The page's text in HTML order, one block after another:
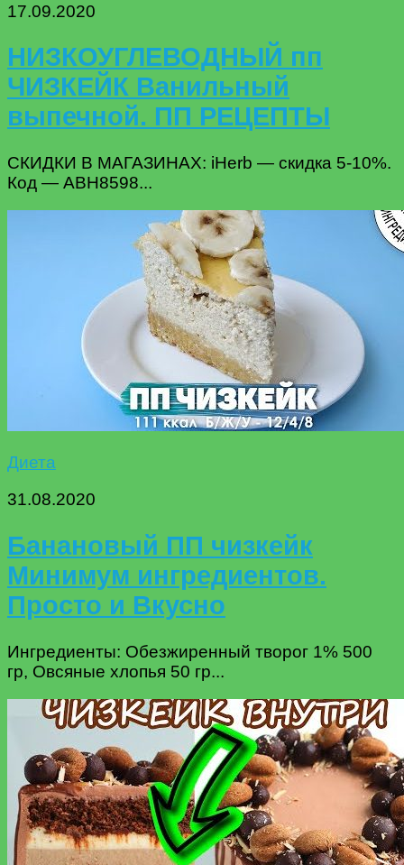
17.09.2020
НИЗКОУГЛЕВОДНЫЙ пп
ЧИЗКЕЙК Ванильный
выпечной. ПП РЕЦЕПТЫ
СКИДКИ В МАГАЗИНАХ: iHerb — скидка 5-10%.
Код — ABH8598...
Диета
31.08.2020
Банановый ПП чизкейк
Минимум ингредиентов.
Просто и Вкусно
Ингредиенты: Обезжиренный творог 1% 500
гр, Овсяные хлопья 50 гр...